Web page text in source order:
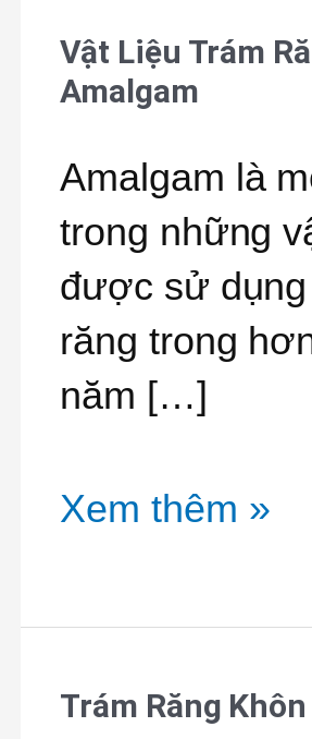
Vật Liệu Trám
Amalgam
Amalgam là
trong những
được sử
răng trong
năm […]
Vật
Liệu
Trám
Răng
–
Amalgam
Xem thêm »
Trám Răng Khôn
Trám